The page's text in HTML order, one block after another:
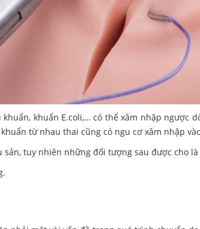
khuẩn E.coli,… có thể xâm nhập ngược
từ nhau thai cũng có ngu cơ xâm nhập
tuy nhiên những đối tượng sau được cho là